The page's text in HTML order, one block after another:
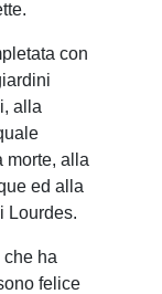
con
alla
morte, alla
ed alla
Lourdes.
ha
felice